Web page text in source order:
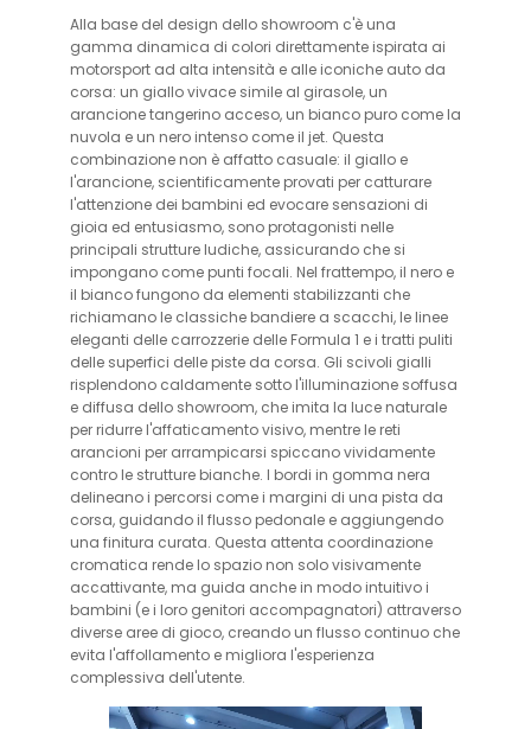
Alla base del design dello showroom c'è una
gamma dinamica di colori direttamente ispirata ai
motorsport ad alta intensità e alle iconiche auto da
corsa: un giallo vivace simile al girasole, un
arancione tangerino acceso, un bianco puro come la
nuvola e un nero intenso come il jet. Questa
combinazione non è affatto casuale: il giallo e
l'arancione, scientificamente provati per catturare
l'attenzione dei bambini ed evocare sensazioni di
gioia ed entusiasmo, sono protagonisti nelle
principali strutture ludiche, assicurando che si
impongano come punti focali. Nel frattempo, il nero e
il bianco fungono da elementi stabilizzanti che
richiamano le classiche bandiere a scacchi, le linee
eleganti delle carrozzerie delle Formula 1 e i tratti puliti
delle superfici delle piste da corsa. Gli scivoli gialli
risplendono caldamente sotto l'illuminazione soffusa
e diffusa dello showroom, che imita la luce naturale
per ridurre l'affaticamento visivo, mentre le reti
arancioni per arrampicarsi spiccano vividamente
contro le strutture bianche. I bordi in gomma nera
delineano i percorsi come i margini di una pista da
corsa, guidando il flusso pedonale e aggiungendo
una finitura curata. Questa attenta coordinazione
cromatica rende lo spazio non solo visivamente
accattivante, ma guida anche in modo intuitivo i
bambini (e i loro genitori accompagnatori) attraverso
diverse aree di gioco, creando un flusso continuo che
evita l'affollamento e migliora l'esperienza
complessiva dell'utente.